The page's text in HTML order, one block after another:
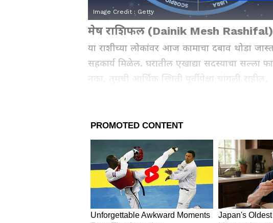
Image Credit : Getty
मेष राशिफल (Dainik Mesh Rashifal)
या राशीच्या लोकांवर आज कामाचा दबाव थोडा
सहकार्य मिळेल. घरातील एखाद्या सदस्याचा सल्ला
नका. तुमची आर्थिक स्थिती पूर्वीपेक्षा चांगली राहील.
Related Articles
Vastu Plants: घरात सुख-समृद्धी
आणणारी 5 झाडं; जेड प्लांट ते पीस
लिली, कुठे आणि कशी ठेवावीत?